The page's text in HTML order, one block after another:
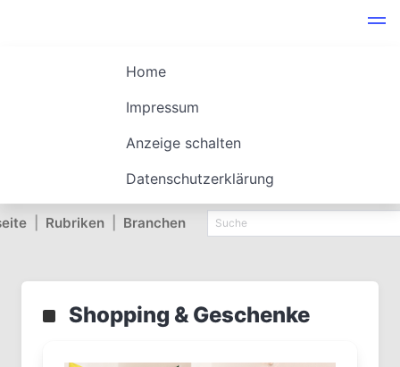
Home
Impressum
Anzeige schalten
Datenschutzerklärung
Rubriken Branchen
Shopping & Geschenke